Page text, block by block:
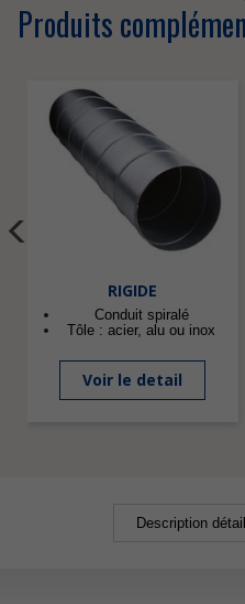
Produits
RIGIDE
Conduit spiralé
Tôle : acier, alu ou inox
Voir le detail